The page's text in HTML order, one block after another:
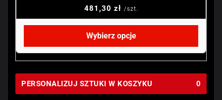
481,30 zł /szt.
Wybierz opcje
PERSONALIZUJ SZTUKI W KOSZYKU 0